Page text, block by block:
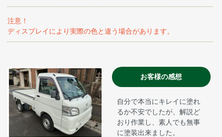
注意！
ディスプレイにより実際の色と違う場合があります。
お客様の感想
自分で本当にキレイに塗れ
るか不安でしたが、解説ど
おり作業し、素人でも無事
に塗装出来ました。